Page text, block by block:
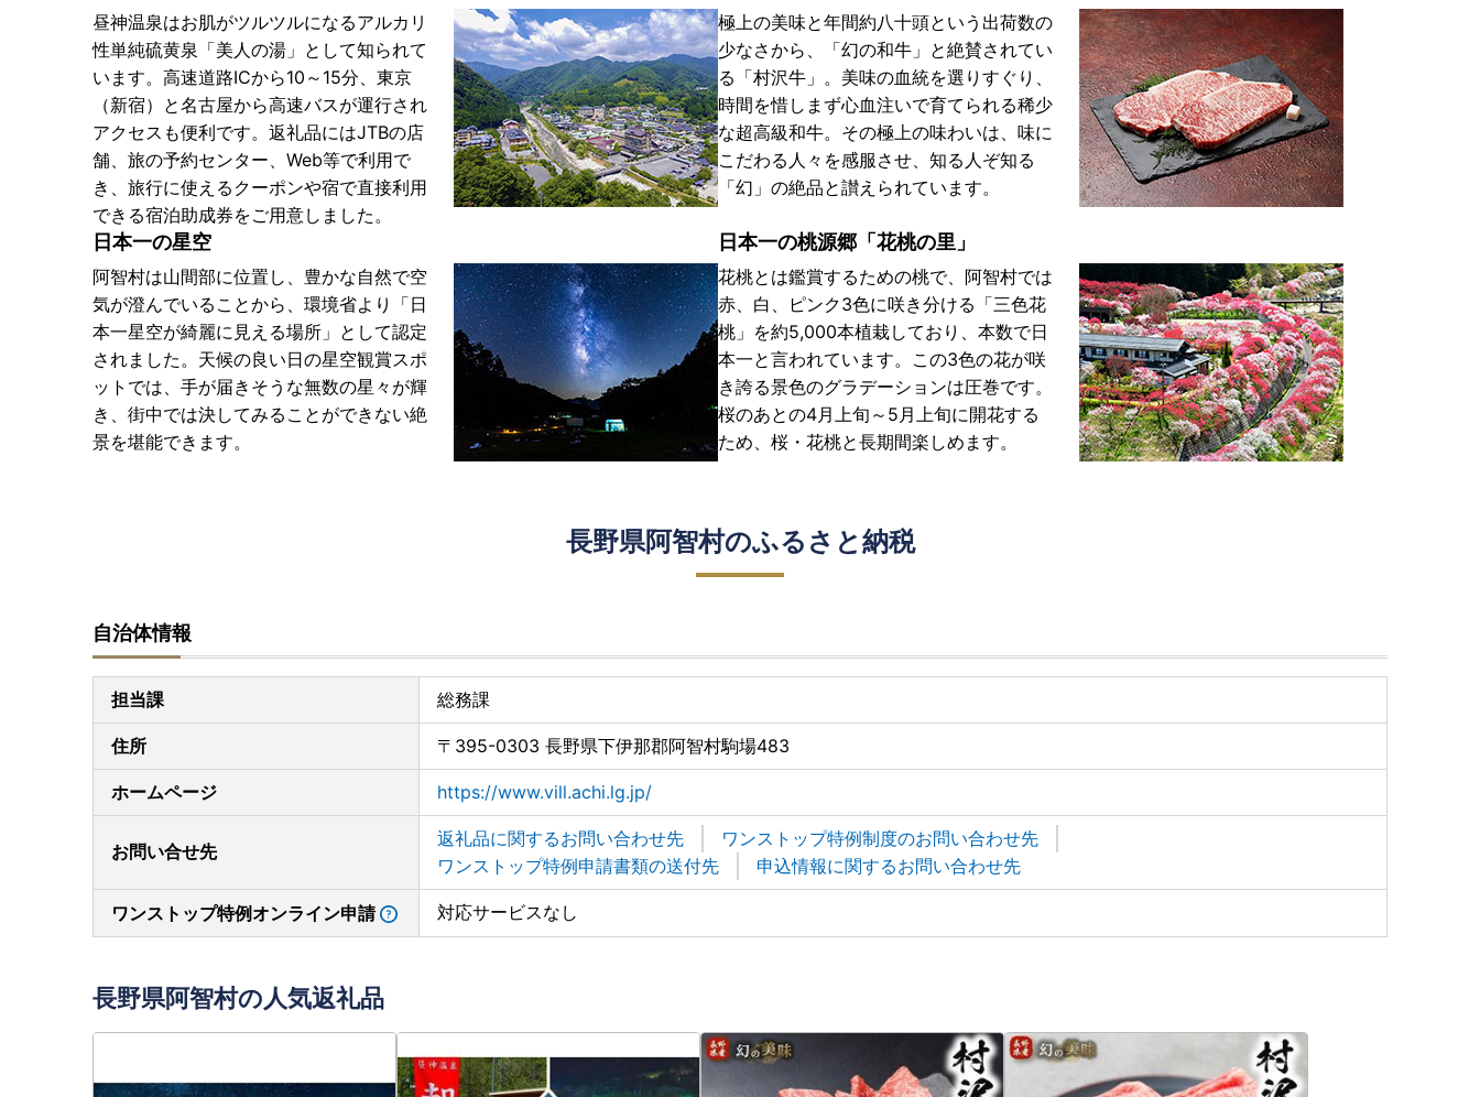
昼神温泉はお肌がツルツルになるアルカリ
性単純硫黄泉「美人の湯」として知られて
います。高速道路ICから10～15分、東京
（新宿）と名古屋から高速バスが運行され
アクセスも便利です。返礼品にはJTBの店
舗、旅の予約センター、Web等で利用で
き、旅行に使えるクーポンや宿で直接利用
できる宿泊助成券をご用意しました。
極上の美味と年間約八十頭という出荷数の
少なさから、「幻の和牛」と絶賛されてい
る「村沢牛」。美味の血統を選りすぐり、
時間を惜しまず心血注いで育てられる稀少
な超高級和牛。その極上の味わいは、味に
こだわる人々を感服させ、知る人ぞ知る
「幻」の絶品と讃えられています。
日本一の星空
阿智村は山間部に位置し、豊かな自然で空
気が澄んでいることから、環境省より「日
本一星空が綺麗に見える場所」として認定
されました。天候の良い日の星空観賞スポ
ットでは、手が届きそうな無数の星々が輝
き、街中では決してみることができない絶
景を堪能できます。
日本一の桃源郷「花桃の里」
花桃とは鑑賞するための桃で、阿智村では
赤、白、ピンク3色に咲き分ける「三色花
桃」を約5,000本植栽しており、本数で日
本一と言われています。この3色の花が咲
き誇る景色のグラデーションは圧巻です。
桜のあとの4月上旬～5月上旬に開花する
ため、桜・花桃と長期間楽しめます。
長野県阿智村のふるさと納税
自治体情報
担当課 総務課
住所 〒395-0303 長野県下伊那郡阿智村駒場483
ホームページ https://www.vill.achi.lg.jp/
お問い合せ先
返礼品に関するお問い合わせ先
ワンストップ特例制度のお問い合わせ先
ワンストップ特例申請書類の送付先
申込情報に関するお問い合わせ先
ワンストップ特例オンライン申請 対応サービスなし
長野県阿智村の人気返礼品